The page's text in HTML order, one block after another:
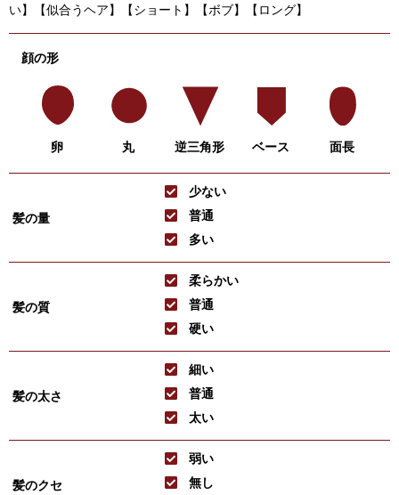
い】【似合うヘア】【ショート】【ボブ】【ロング】
顔の形
卵 丸 逆三角形 ベース 面長
髪の量
少ない
普通
多い
髪の質
柔らかい
普通
硬い
髪の太さ
細い
普通
太い
髪のクセ
弱い
無し